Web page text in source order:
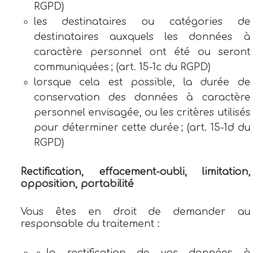
RGPD)
les destinataires ou catégories de
destinataires auxquels les données à
caractère personnel ont été ou seront
communiquées ; (art. 15-1c du RGPD)
lorsque cela est possible, la durée de
conservation des données à caractère
personnel envisagée, ou les critères utilisés
pour déterminer cette durée ; (art. 15-1d du
RGPD)
Rectification, effacement-oubli, limitation,
opposition, portabilité
Vous êtes en droit de demander au
responsable du traitement :